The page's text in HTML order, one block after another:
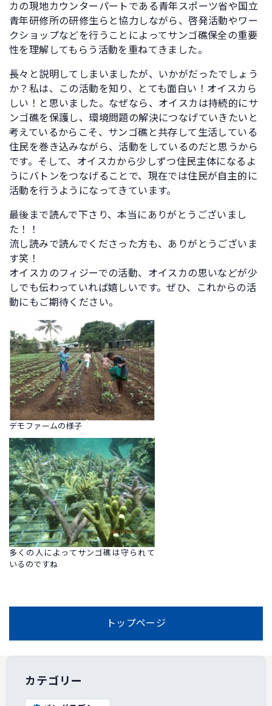
カの現地カウンターパートである青年スポーツ省や国立
青年研修所の研修生らと協力しながら、啓発活動やワー
クショップなどを行うことによってサンゴ礁保全の重要
性を理解してもらう活動を重ねてきました。
長々と説明してしまいましたが、いかがだったでしょう
か？私は、この活動を知り、とても面白い！オイスカら
しい！と思いました。なぜなら、オイスカは持続的にサ
ンゴ礁を保護し、環境問題の解決につなげていきたいと
考えているからこそ、サンゴ礁と共存して生活している
住民を巻き込みながら、活動をしているのだと思うから
です。そして、オイスカから少しずつ住民主体になるよ
うにバトンをつなげることで、現在では住民が自主的に
活動を行うようになってきています。
最後まで読んで下さり、本当にありがとうございまし
た！！
流し読みで読んでくださった方も、ありがとうございま
す笑！
オイスカのフィジーでの活動、オイスカの思いなどが少
しでも伝わっていれば嬉しいです。ぜひ、これからの活
動にもご期待ください。
デモファームの様子
多くの人によってサンゴ礁は守られて
いるのですね
トップページ
カテゴリー